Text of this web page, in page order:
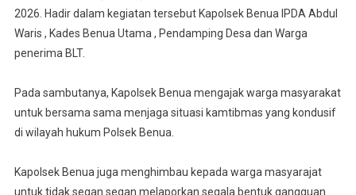
Kamtibmas.
Disampaikan
Saat
BLT
2026. Hadir dalam kegiatan tersebut Kapolsek Benua IPDA Abdul
Waris , Kades Benua Utama , Pendamping Desa dan Warga
penerima BLT.
Pada sambutanya, Kapolsek Benua mengajak warga masyarakat
untuk bersama sama menjaga situasi kamtibmas yang kondusif
di wilayah hukum Polsek Benua.
Kapolsek Benua juga menghimbau kepada warga masyarajat
untuk tidak segan segan melaporkan segala bentuk gangguan